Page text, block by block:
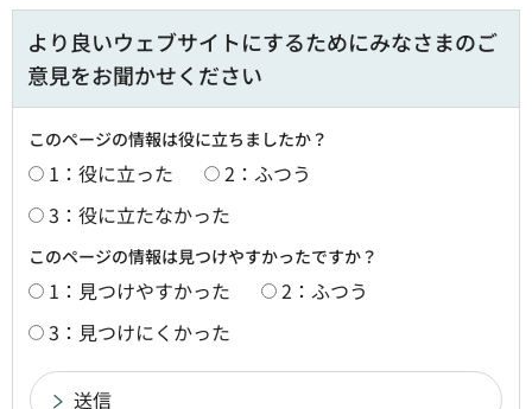
より良いウェブサイトにするためにみなさまのご
意見をお聞かせください
このページの情報は役に立ちましたか？
1：役に立った
2：ふつう
3：役に立たなかった
このページの情報は見つけやすかったですか？
1：見つけやすかった
2：ふつう
3：見つけにくかった